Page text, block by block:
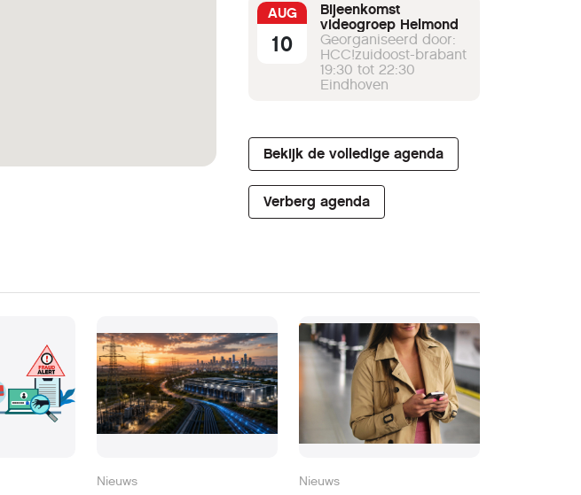
AUG
10
Bijeenkomst
videogroep Helmond
Georganiseerd door:
HCC!zuidoost-brabant
19:30 tot 22:30
Eindhoven
Bekijk de volledige agenda
Verberg agenda
Nieuws Nieuws